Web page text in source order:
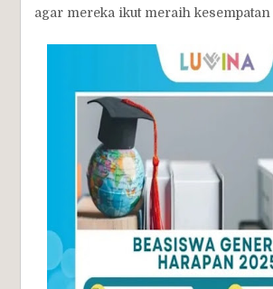
agar mereka ikut meraih kesempatan